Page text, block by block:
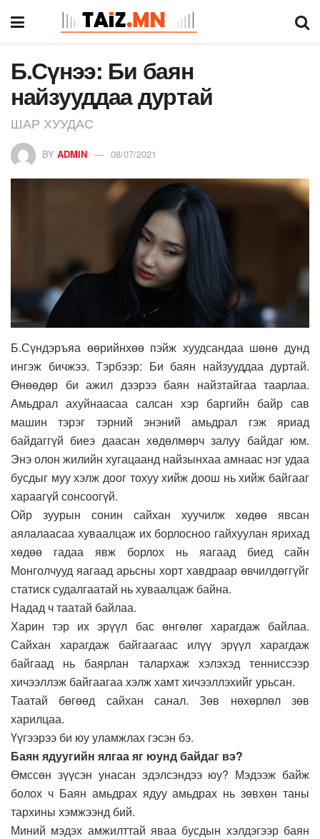
Б.Сүнээ: Би баян
найзууддаа дуртай
ШАР ХУУДАС
BY ADMIN 08/07/2021
Б.Сүндэръяа өөрийнхөө пэйж хуудсандаа шөнө дунд
ингэж бичжээ. Тэрбээр: Би баян найзууддаа дуртай.
Өнөөдөр би ажил дээрээ баян найзтайгаа таарлаа.
Амьдрал ахуйнаасаа салсан хэр баргийн байр сав
машин тэрэг тэрний энэний амьдрал гэж яриад
байдаггүй биеэ даасан хөдөлмөрч залуу байдаг юм.
Энэ олон жилийн хугацаанд найзынхаа амнаас нэг удаа
бусдыг муу хэлж доог тохуу хийж доош нь хийж байгааг
хараагүй сонсоогүй.
Ойр зуурын сонин сайхан хуучилж хөдөө явсан
аялалаасаа хуваалцаж их борлосноо гайхуулан ярихад
хөдөө гадаа явж борлох нь яагаад биед сайн
Монголчууд яагаад арьсны хорт хавдраар өвчилдөггүйг
статиск судалгаатай нь хуваалцаж байна.
Надад ч таатай байлаа.
Харин тэр их эрүүл бас өнгөлөг харагдаж байлаа.
Сайхан харагдаж байгаагаас илүү эрүүл харагдаж
байгаад нь баярлан талархаж хэлэхэд тенниссээр
хичээллэж байгаагаа хэлж хамт хичээллэхийг урьсан.
Таатай бөгөөд сайхан санал. Зөв нөхөрлөл зөв
харилцаа.
Үүгээрээ би юу уламжлах гэсэн бэ.
Баян ядуугийн ялгаа яг юунд байдаг вэ?
Өмссөн зүүсэн унасан эдэлсэндээ юу? Мэдээж байж
болох ч Баян амьдрах ядуу амьдрах нь зөвхөн таны
тархины хэмжээнд бий.
Миний мэдэх амжилттай яваа бусдын хэлдэгээр баян